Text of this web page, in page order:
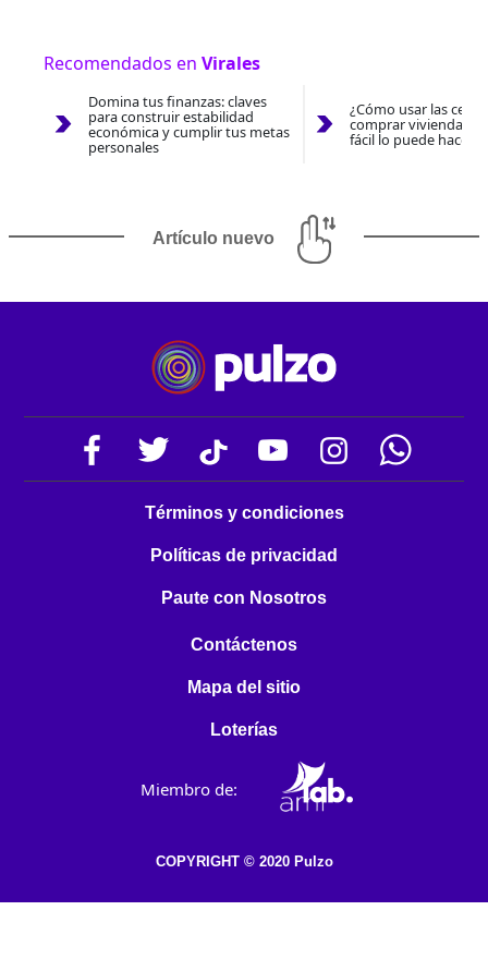
Recomendados en Virales
Domina tus finanzas: claves
para construir estabilidad
económica y cumplir tus metas
personales
¿Cómo usar las
comprar vivienda
fácil lo puede hacer
Artículo nuevo
Términos y condiciones
Políticas de privacidad
Paute con Nosotros
Contáctenos
Mapa del sitio
Loterías
Miembro de:
COPYRIGHT © 2020 Pulzo